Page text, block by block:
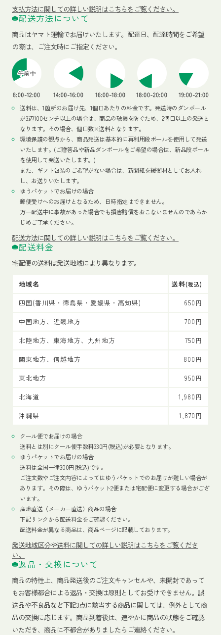
支払方法に関しての詳しい説明はこちらをご覧ください。
配送方法について
商品はヤマト運輸でお届けいたします。 配達日、配達時間をご希望
の際は、ご注文時にご指定ください。
送料は、1箇所のお届け先、1個口あたりの料金です。発送時のダンボール
が3辺100センチ以上の場合は、商品の破損を防ぐため、2個口以上の発送と
なります。その場合、個口数×送料となります。
環境保護の観点から、商品発送は基本的に再利用段ボールを使用して発送
いたします。(ご贈答品や新品ダンボールをご希望の場合は、新品段ボール
を使用して発送いたします。)
また、ギフト包装のご希望がない場合は、新聞紙を緩衝材としてお入れ
し、お送りいたします。
ゆうパケットでお届けの場合
郵便受けへのお届けとなるため、日時指定はできません。
万一配送中に事故があった場合でも損害賠償をおこないませんのであらか
じめご了承ください。
配送方法に関しての詳しい説明はこちらをご覧ください。
配送料金
宅配便の送料は発送地域により異なります。
地域名 送料(税込)
四国(香川県・徳島県・愛媛県・高知県)
650円
中国地方、近畿地方
700円
北陸地方、東海地方、九州地方
750円
関東地方、信越地方
800円
東北地方
950円
北海道
1,980円
沖縄県
1,870円
クール便でお届けの場合
送料とは別にクール便手数料330円(税込)が必要となります。
ゆうパケットでお届けの場合
送料は全国一律300円(税込)です。
ご注文数やご注文内容によってはゆうパケットでのお届けが難しい場合が
あります。その際は、ゆうパケット2便または宅配便に変更する場合がござ
います。
産地直送（メーカー直送）商品の場合
下記リンクから配送料金をご確認ください。
配送料金が異なる商品は、商品ページに記載しております。
発送地域区分や送料に関しての詳しい説明はこちらをご覧くださ
い。
返品・交換について
商品の特性上、商品発送後のご注文キャンセルや、未開封であって
もお客様都合による返品・交換は原則としてお受けできません。誤
送品や不良品など下記3点に該当する商品に関しては、例外として商
品の交換に応じます。商品到着後は、速やかに商品の状態をご確認
いただき、商品に不都合がありましたらご連絡ください。